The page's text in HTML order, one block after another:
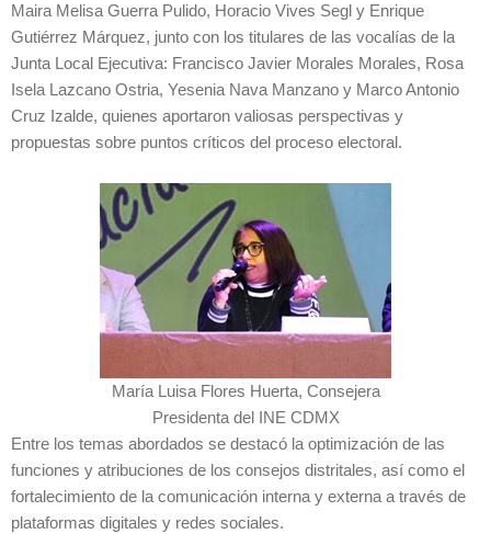
Maira Melisa Guerra Pulido, Horacio Vives Segl y Enrique
Gutiérrez Márquez, junto con los titulares de las vocalías de la
Junta Local Ejecutiva: Francisco Javier Morales Morales, Rosa
Isela Lazcano Ostria, Yesenia Nava Manzano y Marco Antonio
Cruz Izalde, quienes aportaron valiosas perspectivas y
propuestas sobre puntos críticos del proceso electoral.
María Luisa Flores Huerta, Consejera
Presidenta del INE CDMX
Entre los temas abordados se destacó la optimización de las
funciones y atribuciones de los consejos distritales, así como el
fortalecimiento de la comunicación interna y externa a través de
plataformas digitales y redes sociales.